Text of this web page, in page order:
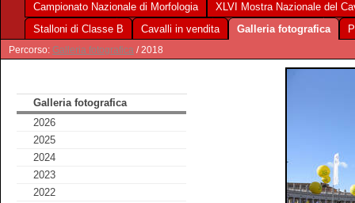
Campionato Nazionale di Morfologia
XLVI Mostra Nazionale del
Stalloni di Classe B
Cavalli in vendita Galleria fotografica
Percorso: Galleria fotografica / 2018
Galleria fotografica
2026
2025
2024
2023
2022